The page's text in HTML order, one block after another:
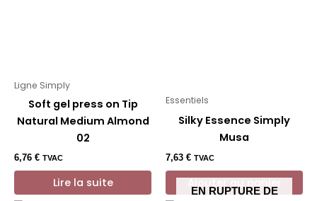
Ligne Simply
Soft gel press on Tip
Natural Medium Almond
02
6,76 € TVAC
Lire la suite
Essentiels
Silky Essence Simply
Musa
7,63 € TVAC
EN RUPTURE DE